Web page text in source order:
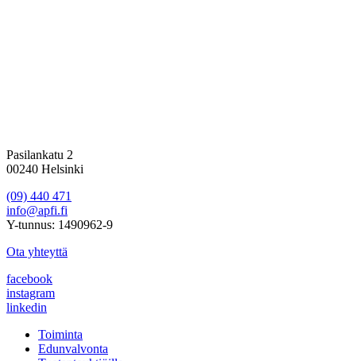
Pasilankatu 2
00240 Helsinki
(09) 440 471
info@apfi.fi
Y-tunnus: 1490962-9
Ota yhteyttä
facebook
instagram
linkedin
Toiminta
Edunvalvonta